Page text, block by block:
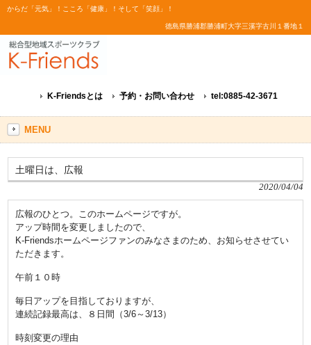
からだ「元気」！こころ「健康」！そして「笑顔」！
徳島県勝浦郡勝浦町大字三溪字古川１番地１
K-Friendsとは 予約・お問い合わせ tel:0885-42-3671
MENU
土曜日は、広報
2020/04/04
広報のひとつ。このホームページですが。
アップ時間を変更しましたので、
K-Friendsホームページファンのみなさまのため、お知らせさせてい
ただきます。
午前１０時
毎日アップを目指しておりますが、
連続記録最高は、８日間（3/6～3/13）
時刻変更の理由